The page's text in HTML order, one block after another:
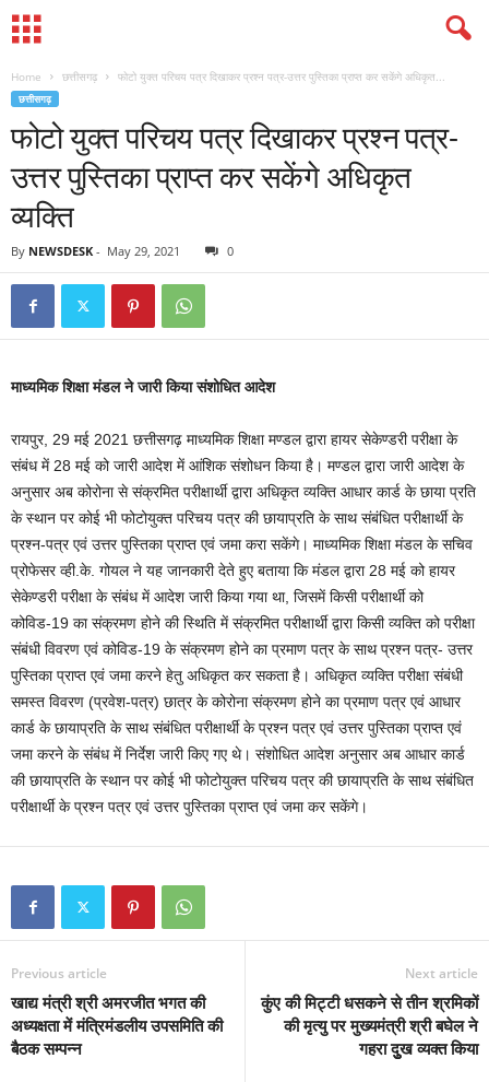
Home छत्तीसगढ़ फोटो युक्त परिचय पत्र दिखाकर प्रश्न पत्र-उत्तर पुस्तिका प्राप्त कर सकेंगे अधिकृत...
छत्तीसगढ़
फोटो युक्त परिचय पत्र दिखाकर प्रश्न पत्र-
उत्तर पुस्तिका प्राप्त कर सकेंगे अधिकृत
व्यक्ति
By NEWSDESK - May 29, 2021 0
माध्यमिक शिक्षा मंडल ने जारी किया संशोधित आदेश
रायपुर, 29 मई 2021 छत्तीसगढ़ माध्यमिक शिक्षा मण्डल द्वारा हायर सेकेण्डरी परीक्षा के
संबंध में 28 मई को जारी आदेश में आंशिक संशोधन किया है। मण्डल द्वारा जारी आदेश के
अनुसार अब कोरोना से संक्रमित परीक्षार्थी द्वारा अधिकृत व्यक्ति आधार कार्ड के छाया प्रति
के स्थान पर कोई भी फोटोयुक्त परिचय पत्र की छायाप्रति के साथ संबंधित परीक्षार्थी के
प्रश्न-पत्र एवं उत्तर पुस्तिका प्राप्त एवं जमा करा सकेंगे। माध्यमिक शिक्षा मंडल के सचिव
प्रोफेसर व्ही.के. गोयल ने यह जानकारी देते हुए बताया कि मंडल द्वारा 28 मई को हायर
सेकेण्डरी परीक्षा के संबंध में आदेश जारी किया गया था, जिसमें किसी परीक्षार्थी को
कोविड-19 का संक्रमण होने की स्थिति में संक्रमित परीक्षार्थी द्वारा किसी व्यक्ति को परीक्षा
संबंधी विवरण एवं कोविड-19 के संक्रमण होने का प्रमाण पत्र के साथ प्रश्न पत्र- उत्तर
पुस्तिका प्राप्त एवं जमा करने हेतु अधिकृत कर सकता है। अधिकृत व्यक्ति परीक्षा संबंधी
समस्त विवरण (प्रवेश-पत्र) छात्र के कोरोना संक्रमण होने का प्रमाण पत्र एवं आधार
कार्ड के छायाप्रति के साथ संबंधित परीक्षार्थी के प्रश्न पत्र एवं उत्तर पुस्तिका प्राप्त एवं
जमा करने के संबंध में निर्देश जारी किए गए थे। संशोधित आदेश अनुसार अब आधार कार्ड
की छायाप्रति के स्थान पर कोई भी फोटोयुक्त परिचय पत्र की छायाप्रति के साथ संबंधित
परीक्षार्थी के प्रश्न पत्र एवं उत्तर पुस्तिका प्राप्त एवं जमा कर सकेंगे।
Previous article
खाद्य मंत्री श्री अमरजीत भगत की
अध्यक्षता में मंत्रिमंडलीय उपसमिति की
बैठक सम्पन्न
Next article
कुंए की मिट्टी धसकने से तीन श्रमिकों
की मृत्यु पर मुख्यमंत्री श्री बघेल ने
गहरा दुुख व्यक्त किया